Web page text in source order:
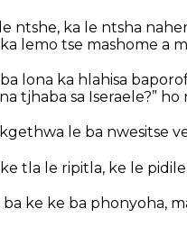
ntshe, ka le ntsha
ka lemo tse mashome a
ba lona ka hlahisa
tjhaba sa Iseraele?” ho
le ba nwesitse
tla le ripitla, ke le
ba ke ke ba phonyoha,